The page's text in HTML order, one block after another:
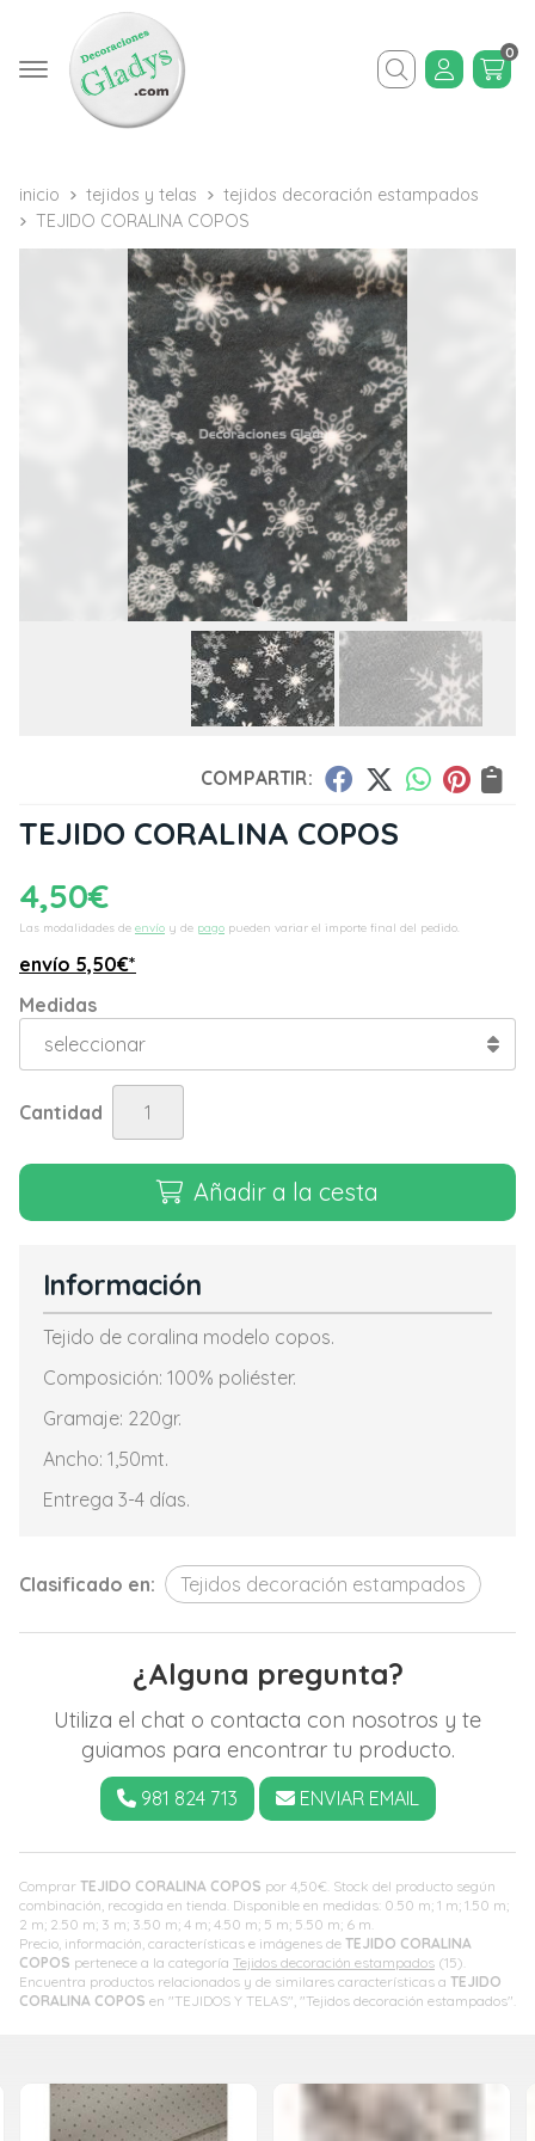
Buscar
0
inicio tejidos y telas
tejidos decoración estampados
TEJIDO CORALINA COPOS
COMPARTIR:
TEJIDO CORALINA COPOS
4,50€
Las modalidades de envío y de pago pueden variar el importe final del pedido.
envío 5,50€*
Medidas
Cantidad
Añadir a la cesta
Comprar TEJIDO CORALINA COPOS por 4,50€ . Stock del producto según
combinación, recogida en tienda. Disponible en medidas: 0.50 m; 1 m; 1.50 m;
2 m; 2.50 m; 3 m; 3.50 m; 4 m; 4.50 m; 5 m; 5.50 m; 6 m.
Precio, información, características e imágenes de TEJIDO CORALINA
COPOS pertenece a la categoría Tejidos decoración estampados (15).
Encuentra productos relacionados y de similares características a TEJIDO
CORALINA COPOS en "TEJIDOS Y TELAS", "Tejidos decoración estampados".
Información
Tejido de coralina modelo copos.
Composición: 100% poliéster.
Gramaje: 220gr.
Ancho: 1,50mt.
Entrega 3-4 días.
Clasificado en: Tejidos decoración estampados
¿Alguna pregunta?
Utiliza el chat o contacta con nosotros y te
guiamos para encontrar tu producto.
981 824 713 ENVIAR EMAIL